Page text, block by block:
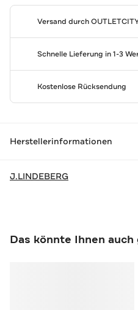
Versand durch
Schnelle Lieferung in 1-3
Kostenlose Rücksendung
Herstellerinformationen
J.LINDEBERG
Das könnte Ihnen auch